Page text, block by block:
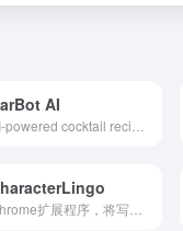
AI
Chrome扩展程序，将写作转换为角色声音。